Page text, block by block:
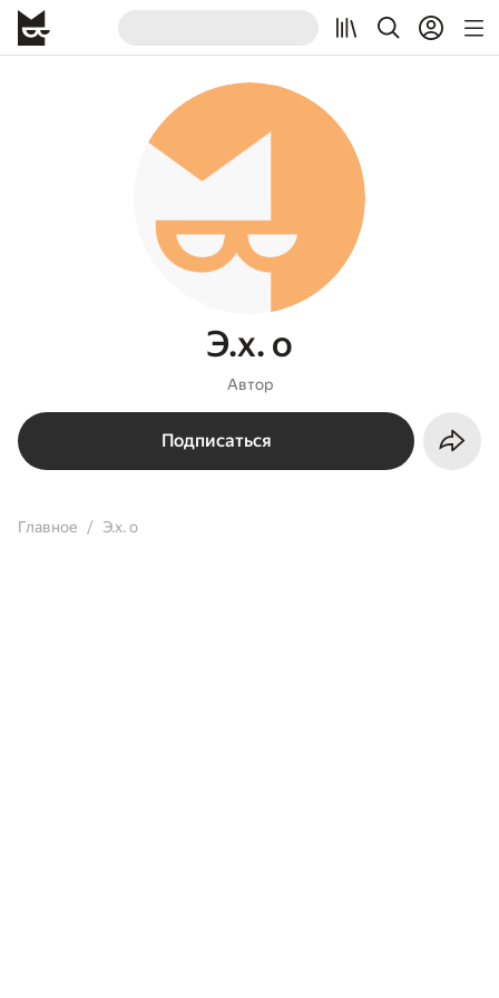
Э.х. о
Автор
Подписаться
Главное Э.х. о